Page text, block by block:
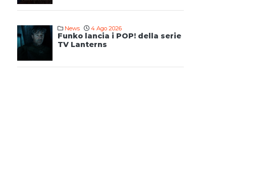
News 4 Ago 2026
Funko lancia i POP! della serie
TV Lanterns